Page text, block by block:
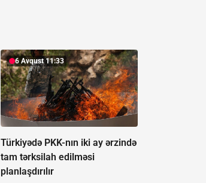
6 Avqust 11:33
Türkiyədə PKK-nın iki ay ərzində
tam tərksilah edilməsi
planlaşdırılır